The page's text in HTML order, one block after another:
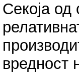
Секоја
вредност